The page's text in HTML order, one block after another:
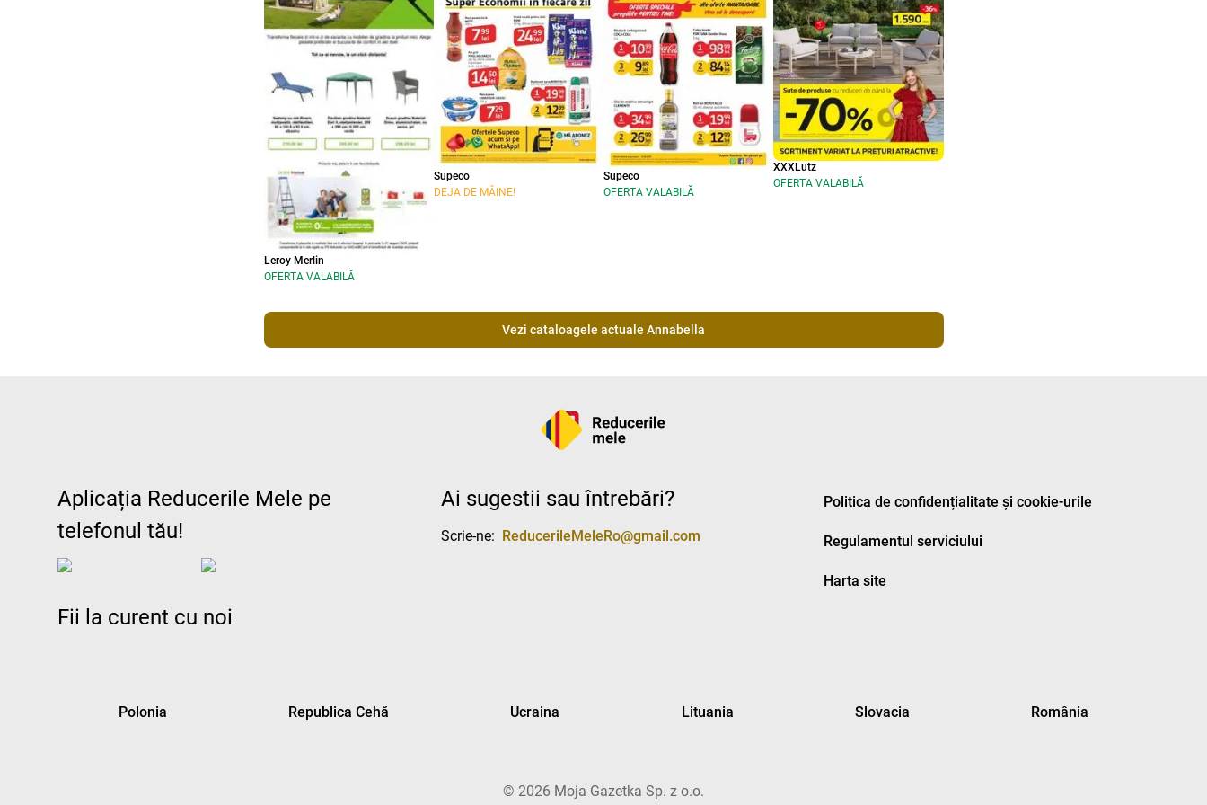
Leroy Merlin
OFERTA VALABILĂ
Supeco
DEJA DE MÂINE!
Supeco
OFERTA VALABILĂ
XXXLutz
OFERTA VALABILĂ
Vezi cataloagele actuale Annabella
Aplicația Reducerile Mele pe
telefonul tău!
Fii la curent cu noi
Ai sugestii sau întrebări?
Scrie-ne: ReducerileMeleRo@gmail.com
Politica de confidențialitate și cookie-urile
Regulamentul serviciului
Harta site
Polonia Republica Cehă Ucraina Lituania Slovacia România
© 2026 Moja Gazetka Sp. z o.o.